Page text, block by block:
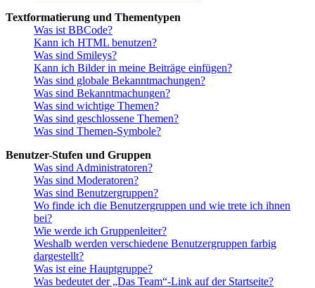
Textformatierung und Thementypen
Was ist BBCode?
Kann ich HTML benutzen?
Was sind Smileys?
Kann ich Bilder in meine Beiträge einfügen?
Was sind globale Bekanntmachungen?
Was sind Bekanntmachungen?
Was sind wichtige Themen?
Was sind geschlossene Themen?
Was sind Themen-Symbole?
Benutzer-Stufen und Gruppen
Was sind Administratoren?
Was sind Moderatoren?
Was sind Benutzergruppen?
Wo finde ich die Benutzergruppen und wie trete ich ihnen
bei?
Wie werde ich Gruppenleiter?
Weshalb werden verschiedene Benutzergruppen farbig
dargestellt?
Was ist eine Hauptgruppe?
Was bedeutet der „Das Team“-Link auf der Startseite?